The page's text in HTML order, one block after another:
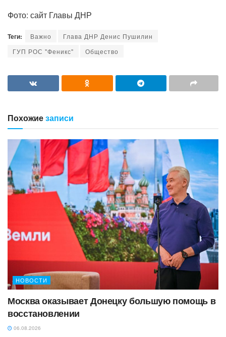
Фото: сайт Главы ДНР
Теги: Важно
Глава ДНР Денис Пушилин
ГУП РОС "Феникс"
Общество
Похожиезаписи
НОВОСТИ
Москва оказывает Донецку большую помощь в
восстановлении
06.08.2026